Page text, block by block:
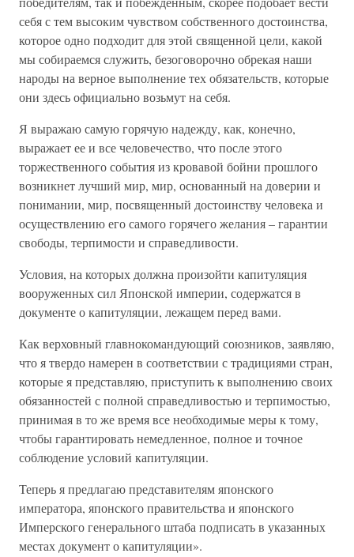
себя с тем высоким чувством собственного достоинства,
которое одно подходит для этой священной цели, какой
мы собираемся служить, безоговорочно обрекая наши
народы на верное выполнение тех обязательств, которые
они здесь официально возьмут на себя.
Я выражаю самую горячую надежду, как, конечно,
выражает ее и все человечество, что после этого
торжественного события из кровавой бойни прошлого
возникнет лучший мир, мир, основанный на доверии и
понимании, мир, посвященный достоинству человека и
осуществлению его самого горячего желания – гарантии
свободы, терпимости и справедливости.
Условия, на которых должна произойти капитуляция
вооруженных сил Японской империи, содержатся в
документе о капитуляции, лежащем перед вами.
Как верховный главнокомандующий союзников, заявляю,
что я твердо намерен в соответствии с традициями стран,
которые я представляю, приступить к выполнению своих
обязанностей с полной справедливостью и терпимостью,
принимая в то же время все необходимые меры к тому,
чтобы гарантировать немедленное, полное и точное
соблюдение условий капитуляции.
Теперь я предлагаю представителям японского
императора, японского правительства и японского
Имперского генерального штаба подписать в указанных
местах документ о капитуляции».